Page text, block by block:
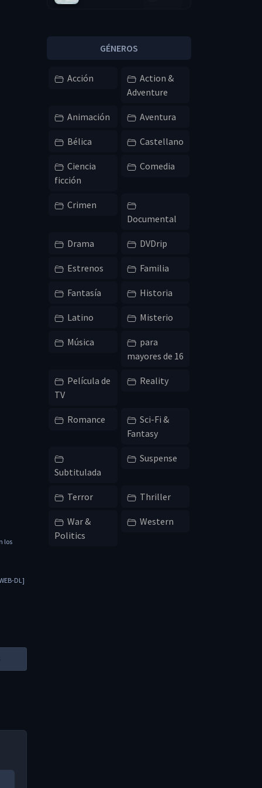
los
DL]
GÉNEROS
Acción
Action &
Adventure
Animación Aventura
Bélica Castellano
Ciencia
ficción
Comedia
Crimen
Documental
Drama DVDrip
Estrenos Familia
Fantasía Historia
Latino Misterio
Música
para
mayores de 16
Película de
TV
Reality
Romance
Sci-Fi &
Fantasy
Subtitulada
Suspense
Terror Thriller
War &
Politics
Western